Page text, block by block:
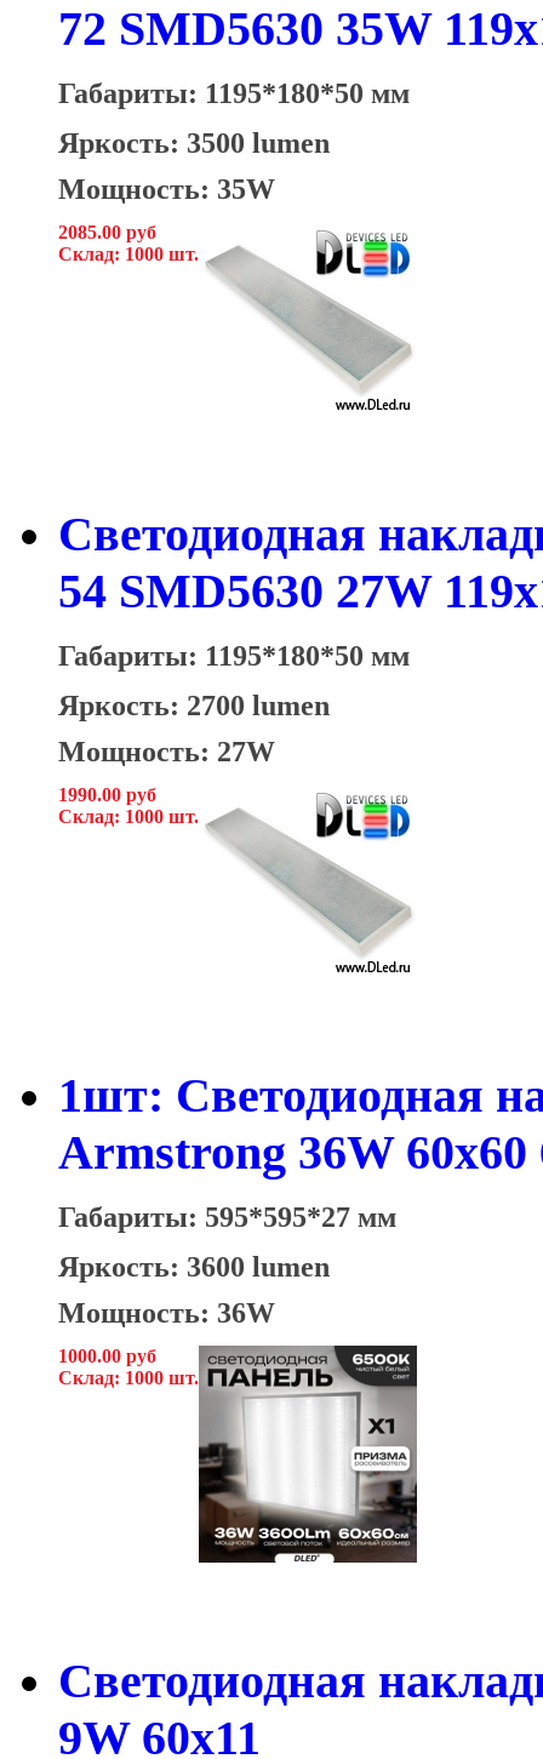
72 SMD5630 35W
Габариты: 1195*180*50 мм
Яркость: 3500 lumen
Мощность: 35W
2085.00 руб
Склад: 1000 шт.
Светодиодная
54 SMD5630 27W
Габариты: 1195*180*50 мм
Яркость: 2700 lumen
Мощность: 27W
1990.00 руб
Склад: 1000 шт.
1шт: Светодиодная
Armstrong 36W
Габариты: 595*595*27 мм
Яркость: 3600 lumen
Мощность: 36W
1000.00 руб
Склад: 1000 шт.
Светодиодная
9W 60x11